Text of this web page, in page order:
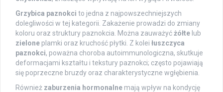
Grzybica paznokci to jedna z najpowszechniejszych
dolegliwości w tej kategorii. Zakażenie prowadzi do zmiany
koloru oraz struktury paznokcia. Można zauważyćżółte lub
zielone plamki oraz kruchość płytki. Z kolei łuszczyca
paznokci, poważna choroba autoimmunologiczna, skutkuje
deformacjami kształtu i tekstury paznokci; często pojawiają
się poprzeczne bruzdy oraz charakterystyczne wgłębienia.
Również zaburzenia hormonalne mają wpływ na kondycję